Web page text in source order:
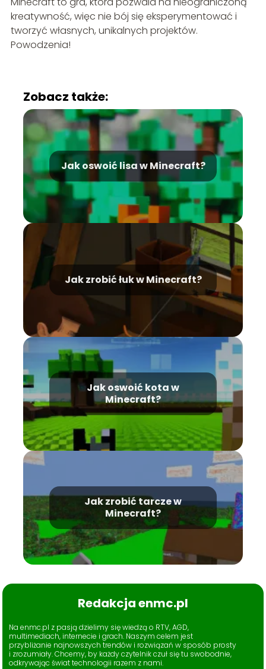
kreatywność, więc nie bój się eksperymentować i
tworzyć własnych, unikalnych projektów.
Powodzenia!
Zobacz także:
Jak oswoić lisa w Minecraft?
Jak zrobić łuk w Minecraft?
Jak oswoić kota w
Minecraft?
Jak zrobić tarcze w
Minecraft?
Redakcja enmc.pl
Na enmc.pl z pasją dzielimy się wiedzą o RTV, AGD,
multimediach, internecie i grach. Naszym celem jest
przybliżanie najnowszych trendów i rozwiązań w sposób prosty
i zrozumiały. Chcemy, by każdy czytelnik czuł się tu swobodnie,
odkrywając świat technologii razem z nami.